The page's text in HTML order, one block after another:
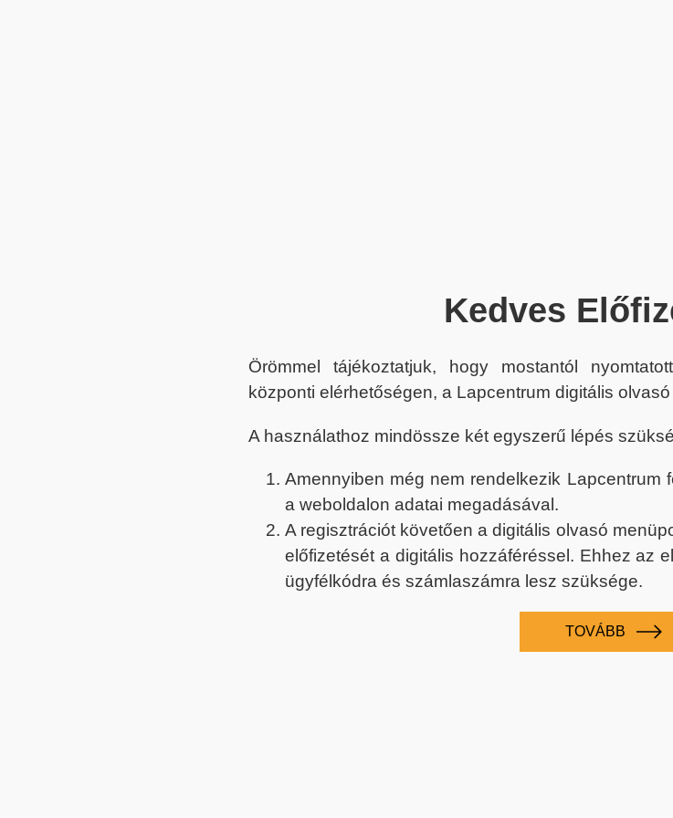
Kedves
Örömmel tájékoztatjuk, hogy mostantól
központi elérhetőségen, a Lapcentrum digitális
A használathoz mindössze két egyszerű lépés
Amennyiben még nem rendelkezik Lapcentrum
a weboldalon adatai megadásával.
A regisztrációt követően a digitális olvasó
előfizetését a digitális hozzáféréssel. Ehhez az
ügyfélkódra és számlaszámra lesz szüksége.
TOVÁBB